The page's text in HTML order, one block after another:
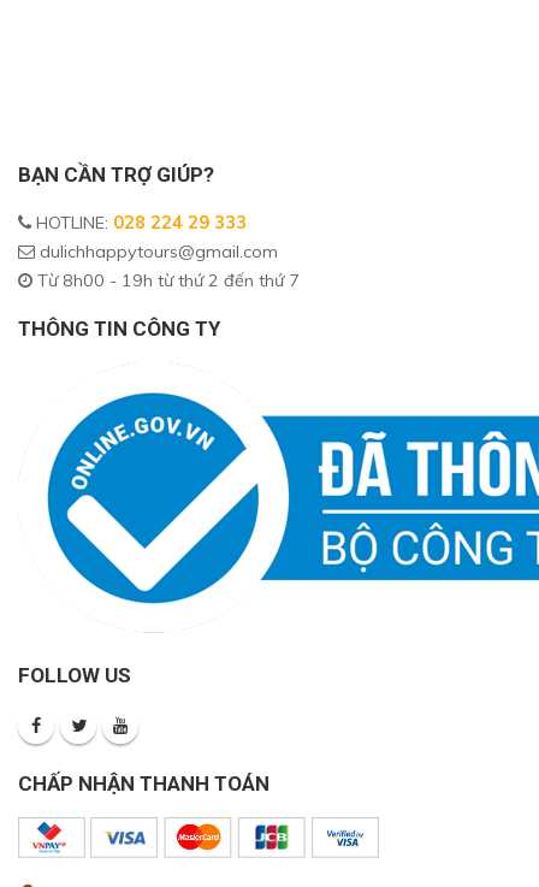
BẠN CẦN TRỢ GIÚP?
HOTLINE: 028 224 29 333
dulichhappytours@gmail.com
Từ 8h00 - 19h từ thứ 2 đến thứ 7
THÔNG TIN CÔNG TY
FOLLOW US
CHẤP NHẬN THANH TOÁN